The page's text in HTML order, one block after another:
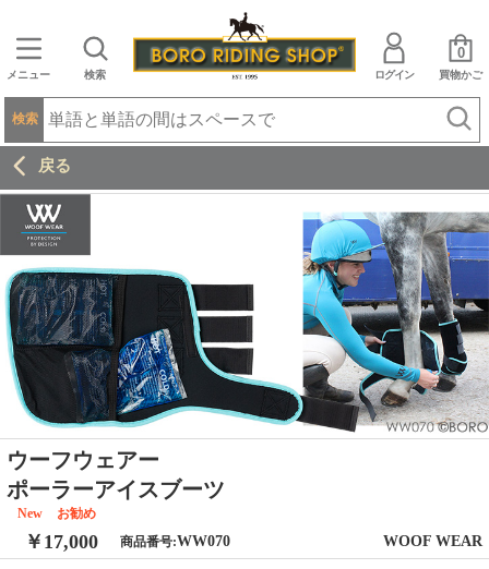
メニュー 検索 ログイン 買物かご
0
検索
戻る
ウーフウェアー
ポーラーアイスブーツ
New お勧め
￥17,000 商品番号:WW070 WOOF WEAR